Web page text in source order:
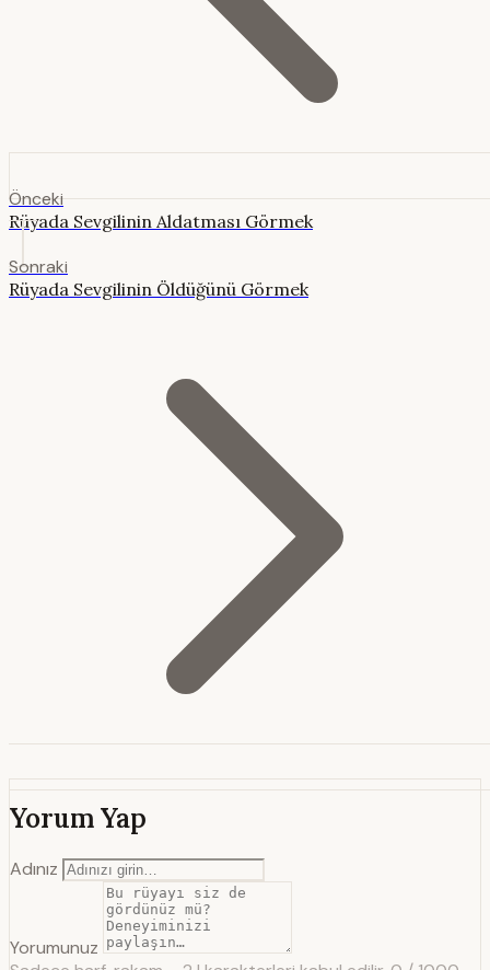
Önceki
Rüyada Sevgilinin Aldatması Görmek
Sonraki
Rüyada Sevgilinin Öldüğünü Görmek
Yorum Yap
Adınız
Yorumunuz